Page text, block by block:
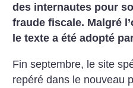
des internautes pour
fraude fiscale. Malgré
le texte a été adopté
Fin septembre, le site
repéré dans le nouveau